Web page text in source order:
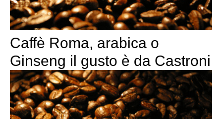
Caffè Roma, arabica o
Ginseng il gusto è da Castroni